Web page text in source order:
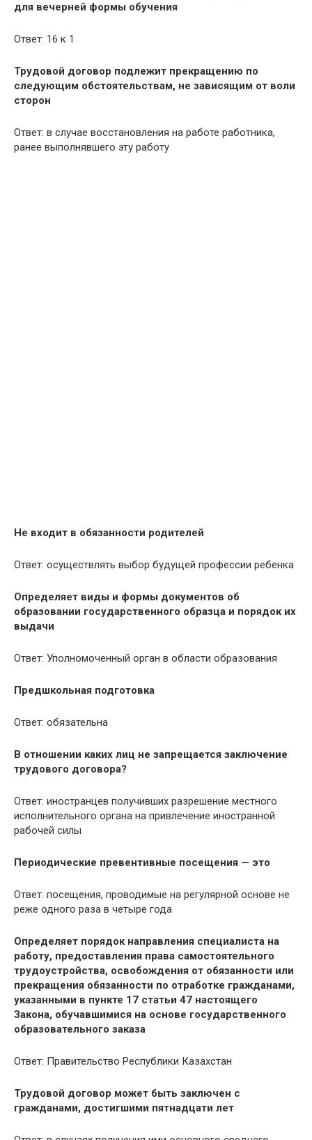
для вечерней формы обучения
Ответ: 16 к 1
Трудовой договор подлежит прекращению по
следующим обстоятельствам, не зависящим от воли
сторон
Ответ: в случае восстановления на работе работника,
ранее выполнявшего эту работу
Не входит в обязанности родителей
Ответ: осуществлять выбор будущей профессии ребенка
Определяет виды и формы документов об
образовании государственного образца и порядок их
выдачи
Ответ: Уполномоченный орган в области образования
Предшкольная подготовка
Ответ: обязательна
В отношении каких лиц не запрещается заключение
трудового договора?
Ответ: иностранцев получивших разрешение местного
исполнительного органа на привлечение иностранной
рабочей силы
Периодические превентивные посещения — это
Ответ: посещения, проводимые на регулярной основе не
реже одного раза в четыре года
Определяет порядок направления специалиста на
работу, предоставления права самостоятельного
трудоустройства, освобождения от обязанности или
прекращения обязанности по отработке гражданами,
указанными в пункте 17 статьи 47 настоящего
Закона, обучавшимися на основе государственного
образовательного заказа
Ответ: Правительство Республики Казахстан
Трудовой договор может быть заключен с
гражданами, достигшими пятнадцати лет